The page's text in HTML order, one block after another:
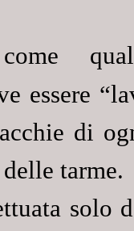
essere
di
tarme.
solo